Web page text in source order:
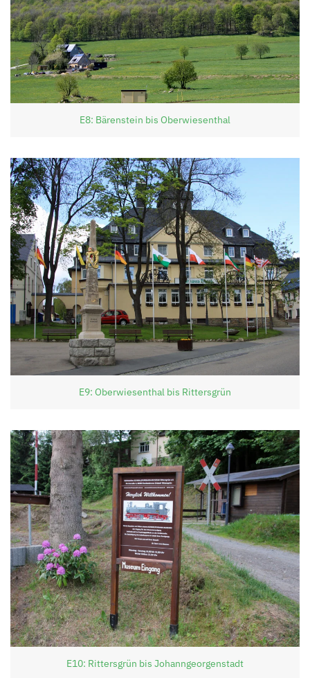
E8: Bärenstein bis Oberwiesenthal
E9: Oberwiesenthal bis Rittersgrün
E10: Rittersgrün bis Johanngeorgenstadt